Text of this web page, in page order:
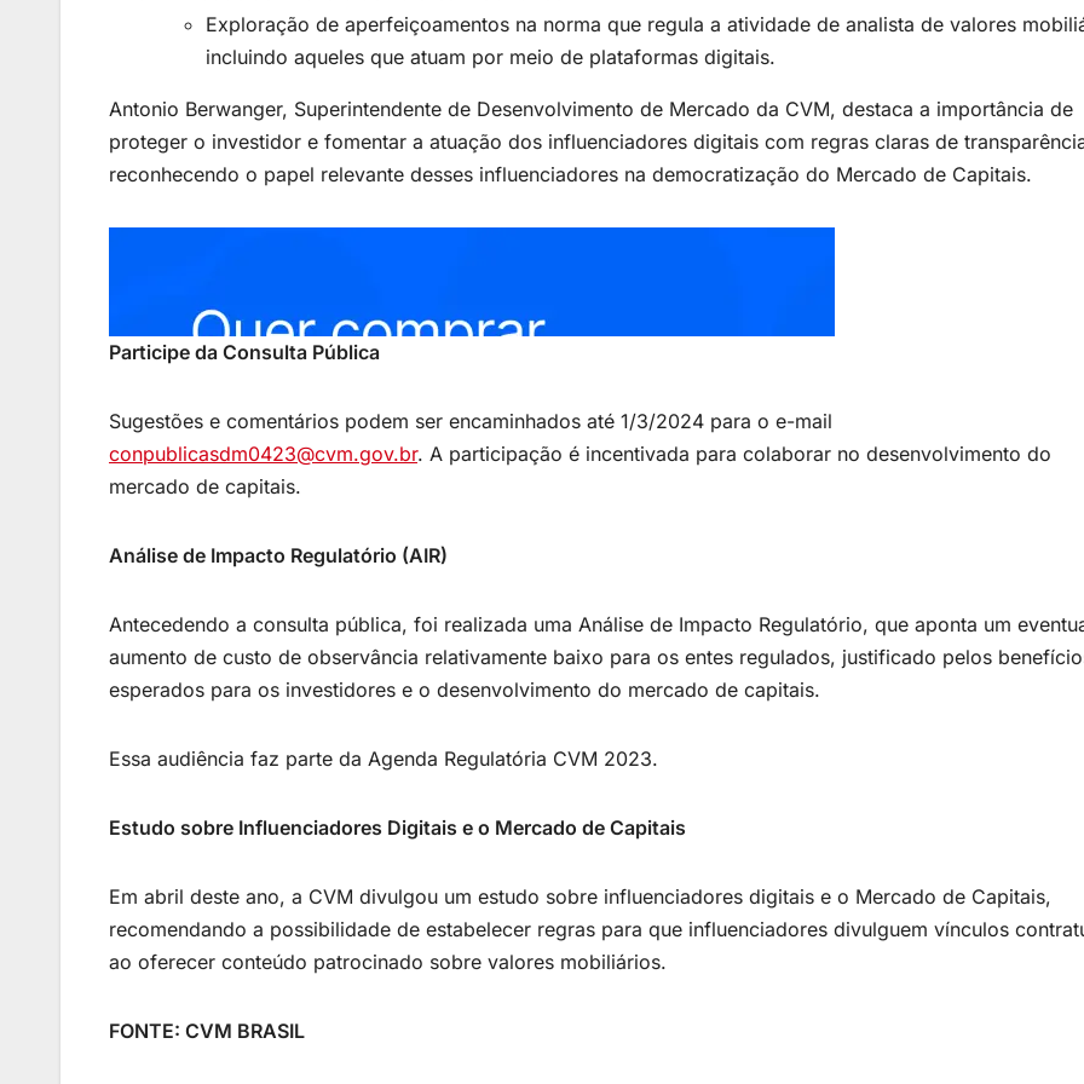
Exploração de aperfeiçoamentos na norma que regula a atividade de analista de valores
incluindo aqueles que atuam por meio de plataformas digitais.
Antonio Berwanger, Superintendente de Desenvolvimento de Mercado da CVM, destaca a importância de
proteger o investidor e fomentar a atuação dos influenciadores digitais com regras claras de
reconhecendo o papel relevante desses influenciadores na democratização do Mercado de Capitais.
Participe da Consulta Pública
Sugestões e comentários podem ser encaminhados até 1/3/2024 para o e-mail
conpublicasdm0423@cvm.gov.br. A participação é incentivada para colaborar no desenvolvimento do
mercado de capitais.
Análise de Impacto Regulatório (AIR)
Antecedendo a consulta pública, foi realizada uma Análise de Impacto Regulatório, que aponta um
aumento de custo de observância relativamente baixo para os entes regulados, justificado pelos
esperados para os investidores e o desenvolvimento do mercado de capitais.
Essa audiência faz parte da Agenda Regulatória CVM 2023.
Estudo sobre Influenciadores Digitais e o Mercado de Capitais
Em abril deste ano, a CVM divulgou um estudo sobre influenciadores digitais e o Mercado de Capitais,
recomendando a possibilidade de estabelecer regras para que influenciadores divulguem vínculos
ao oferecer conteúdo patrocinado sobre valores mobiliários.
FONTE: CVM BRASIL